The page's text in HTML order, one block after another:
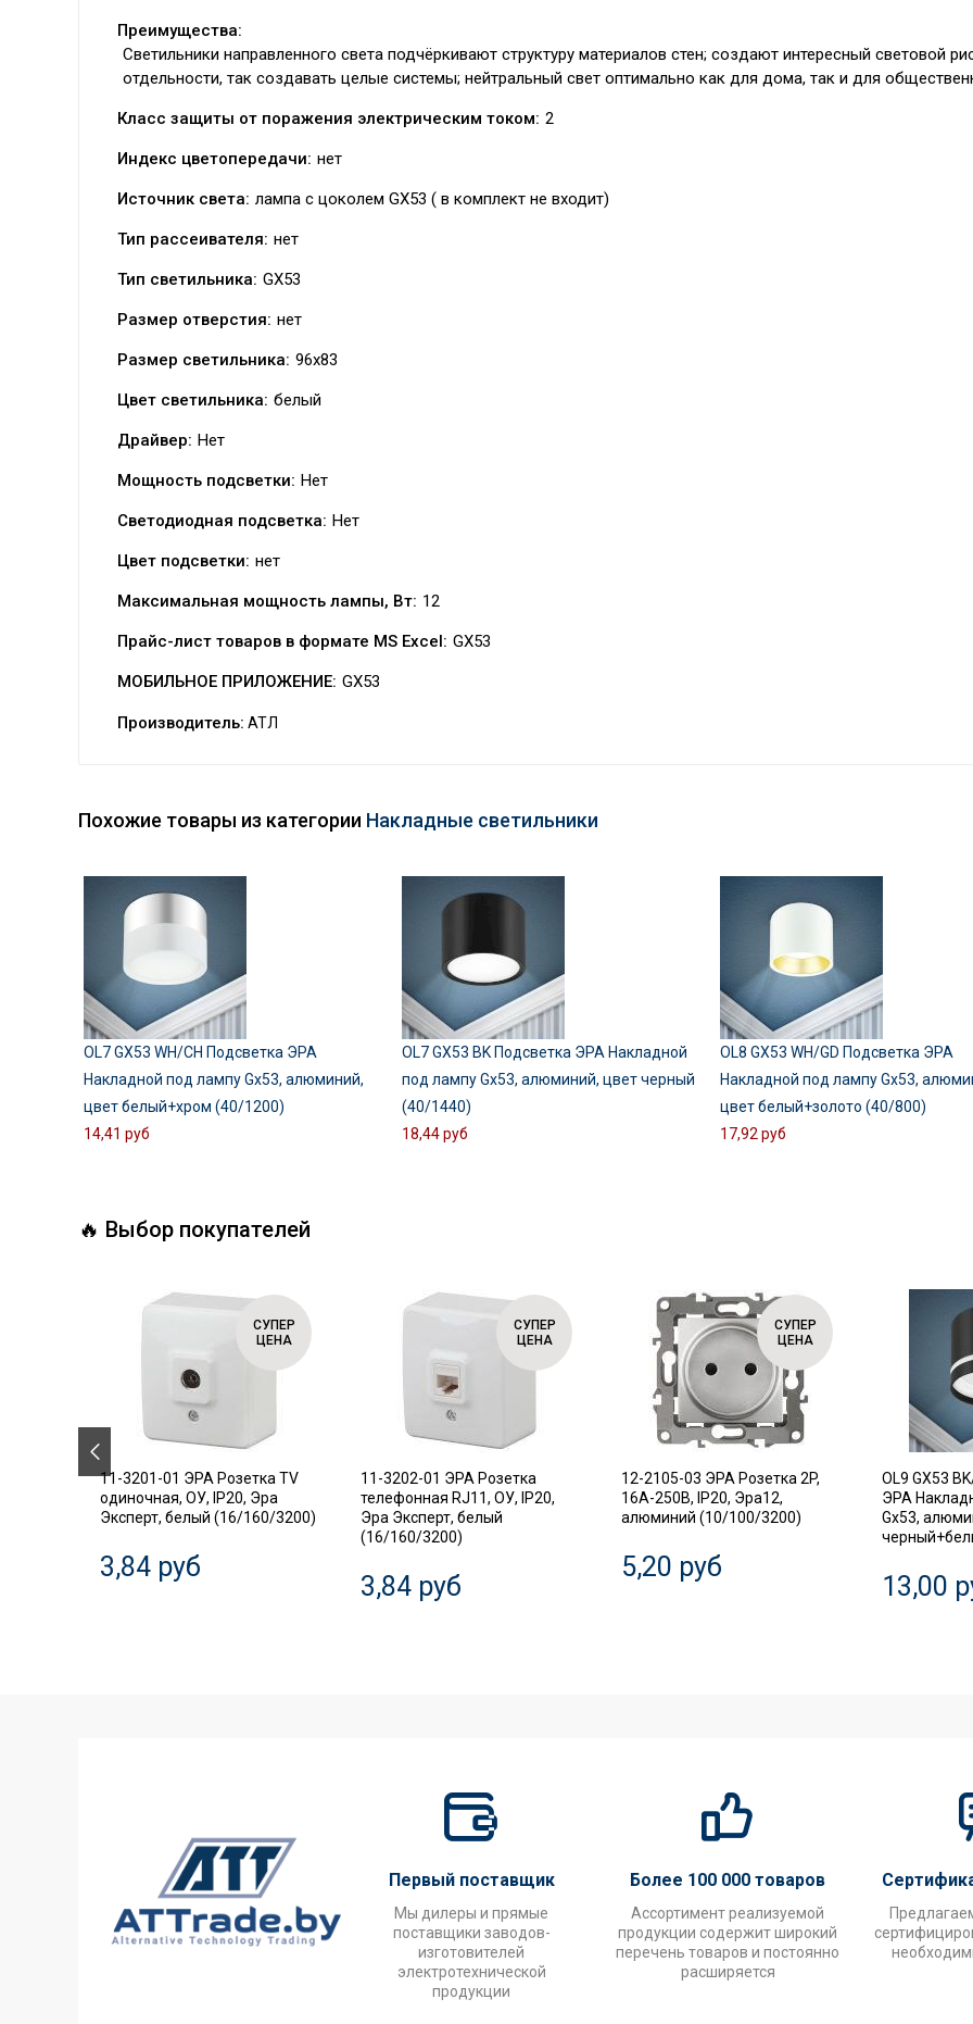
Преимущества:
Светильники направленного света подчёркивают структуру материалов стен; создают интересный световой
отдельности, так создавать целые системы; нейтральный свет оптимально как для дома, так и для
Класс защиты от поражения электрическим током: 2
Индекс цветопередачи: нет
Источник света: лампа с цоколем GX53 ( в комплект не входит)
Тип рассеивателя: нет
Тип светильника: GX53
Размер отверстия: нет
Размер светильника: 96x83
Цвет светильника: белый
Драйвер: Нет
Мощность подсветки: Нет
Светодиодная подсветка: Нет
Цвет подсветки: нет
Максимальная мощность лампы, Вт: 12
Прайс-лист товаров в формате MS Excel: GX53
МОБИЛЬНОЕ ПРИЛОЖЕНИЕ: GX53
Производитель: АТЛ
Похожие товары из категории Накладные светильники
OL7 GX53 WH/CH Подсветка ЭРА
Накладной под лампу Gx53, алюминий,
цвет белый+хром (40/1200)
14,41 руб
OL7 GX53 BK Подсветка ЭРА Накладной
под лампу Gx53, алюминий, цвет черный
(40/1440)
18,44 руб
OL8 GX53 WH/GD Подсветка ЭРА
Накладной под лампу Gx53,
цвет белый+золото (40/800)
17,92 руб
🔥 Выбор покупателей
СУПЕР
ЦЕНА
11-3201-01 ЭРА Розетка TV
одиночная, ОУ, IP20, Эра
Эксперт, белый (16/160/3200)
3,84 руб
СУПЕР
ЦЕНА
11-3202-01 ЭРА Розетка
телефонная RJ11, ОУ, IP20,
Эра Эксперт, белый
(16/160/3200)
3,84 руб
СУПЕР
ЦЕНА
12-2105-03 ЭРА Розетка 2P,
16A-250В, IP20, Эра12,
алюминий (10/100/3200)
5,20 руб
OL9 GX53
ЭРА
Gx53,
13,00
Первый поставщик
Мы дилеры и прямые
поставщики заводов-
изготовителей
электротехнической
продукции
Более 100 000 товаров
Ассортимент реализуемой
продукции содержит широкий
перечень товаров и постоянно
расширяется